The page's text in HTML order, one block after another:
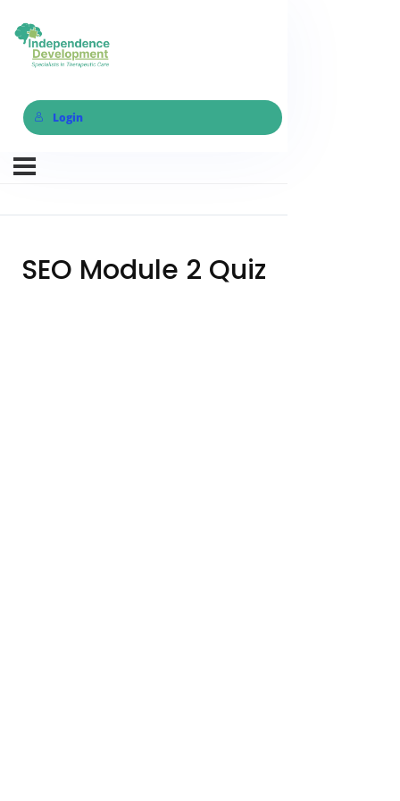
Login
SEO Module 2 Quiz